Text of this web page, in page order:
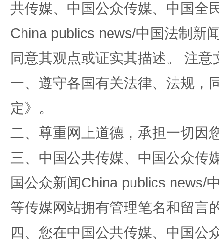
阿坝州三大球赛在茂县开幕 规模
共传媒、中国公众传媒、中国全
China publics news/中国法制新
同意其观点或证实其描述。 注
一、遵守各国有关法律、法规，
定》。
二、尊重网上道德，承担一切因
三、中国公共传媒、中国公众传
国公众新闻China publics news/
等传媒网站拥有管理笔名和留言
四、您在中国公共传媒、中国公